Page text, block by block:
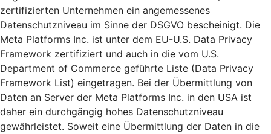
zertifizierten Unternehmen ein angemessenes
Datenschutzniveau im Sinne der DSGVO bescheinigt. Die
Meta Platforms Inc. ist unter dem EU-U.S. Data Privacy
Framework zertifiziert und auch in die vom U.S.
Department of Commerce geführte Liste (Data Privacy
Framework List) eingetragen. Bei der Übermittlung von
Daten an Server der Meta Platforms Inc. in den USA ist
daher ein durchgängig hohes Datenschutzniveau
gewährleistet. Soweit eine Übermittlung der Daten in die